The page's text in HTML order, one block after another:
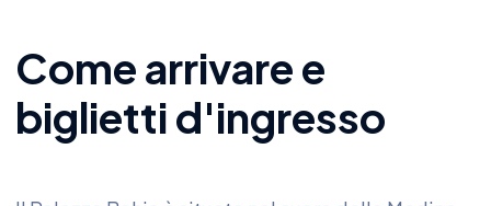
Come arrivare e
biglietti d'ingresso